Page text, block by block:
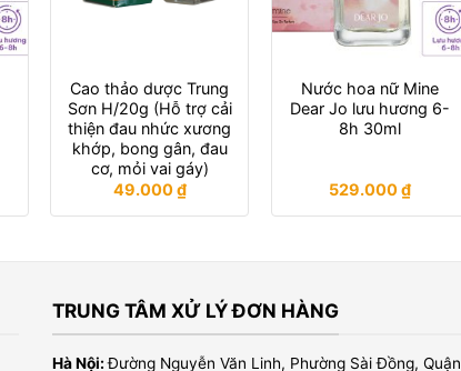
Cao thảo dược Trung
Sơn H/20g (Hỗ trợ cải
thiện đau nhức xương
khớp, bong gân, đau
cơ, mỏi vai gáy)
49.000₫
Nước hoa nữ Mine
Dear Jo lưu hương 6-
8h 30ml
529.000₫
TRUNG TÂM XỬ LÝ ĐƠN HÀNG
Hà Nội:Đường Nguyễn Văn Linh, Phường Sài Đồng, Quận